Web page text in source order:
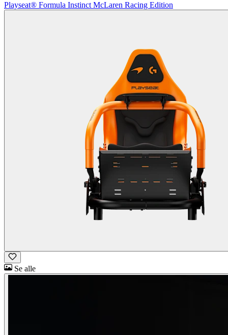
Playseat® Formula Instinct McLaren Racing Edition
Se alle